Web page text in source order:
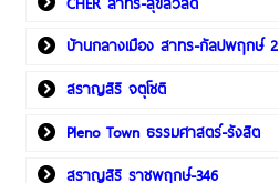
บ้านกลางเมือง สาทร-กัลปพฤกษ์ 2
สราญสิริ จตุโชติ
Pleno Town ธรรมศาสตร์-รังสิต
สราญสิริ ราชพฤกษ์-346